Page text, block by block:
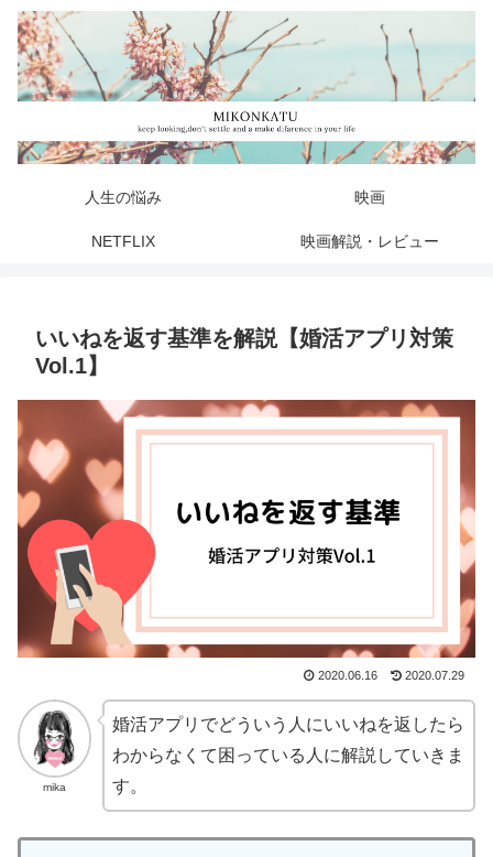
人生の悩み 映画
NETFLIX 映画解説・レビュー
いいねを返す基準を解説【婚活アプリ対策
Vol.1】
2020.06.16 2020.07.29
mika
婚活アプリでどういう人にいいねを返したら
わからなくて困っている人に解説していきま
す。